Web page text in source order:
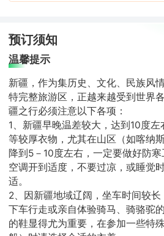
预订须知
温馨提示
新疆，作为集历史、文化、民族风
特完整旅游区，正越来越受到世界
疆之行必须注意以下各项：
1、新疆早晚温差较大，达到10度
等较厚衣物，尤其在山区（如喀纳
降到5－10度左右，一定要做好防
空调开到适度，不要过凉，或睡觉
适。
2、因新疆地域辽阔，坐车时间较
下车行走或亲自体验骑马、骑骆驼
的鞋显得尤为重要，在参加一些特